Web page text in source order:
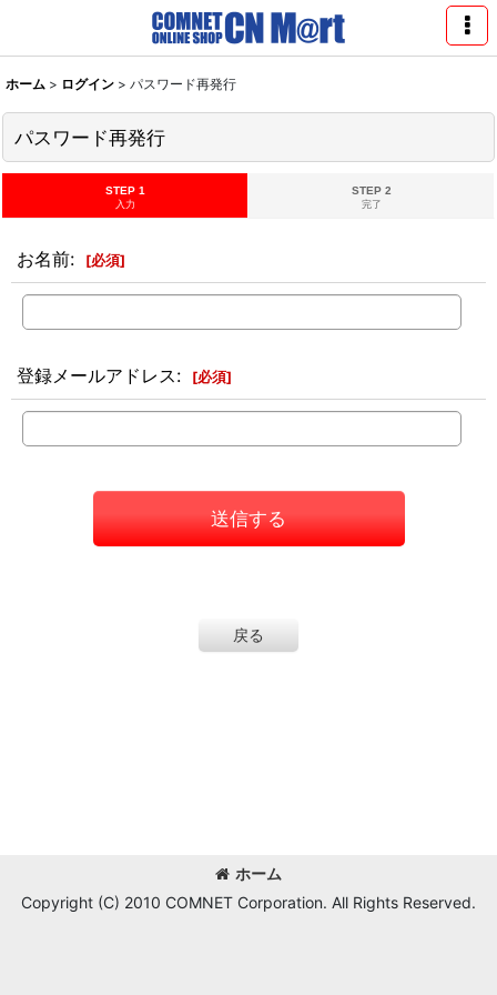
ホーム > ログイン > パスワード再発行
パスワード再発行
STEP 1
入力
STEP 2
完了
お名前: [必須]
登録メールアドレス: [必須]
送信する
戻る
ホーム
Copyright (C) 2010 COMNET Corporation. All Rights Reserved.